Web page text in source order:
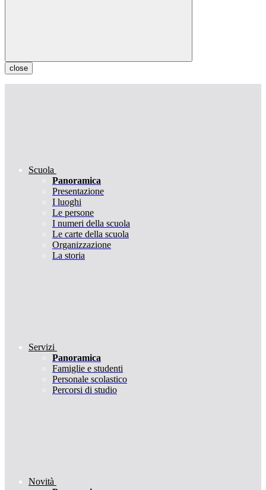
close
Scuola
Panoramica
Presentazione
I luoghi
Le persone
I numeri della scuola
Le carte della scuola
Organizzazione
La storia
Servizi
Panoramica
Famiglie e studenti
Personale scolastico
Percorsi di studio
Novità